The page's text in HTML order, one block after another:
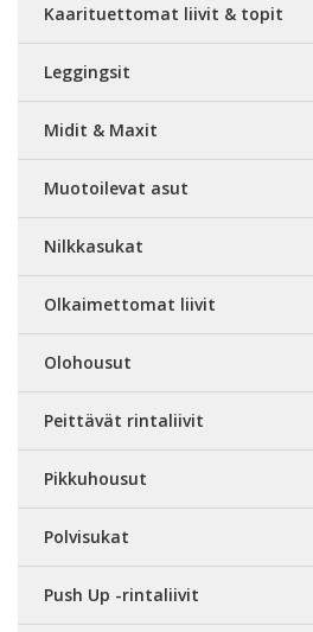
Kaarituettomat liivit & topit
Leggingsit
Midit & Maxit
Muotoilevat asut
Nilkkasukat
Olkaimettomat liivit
Olohousut
Peittävät rintaliivit
Pikkuhousut
Polvisukat
Push Up -rintaliivit